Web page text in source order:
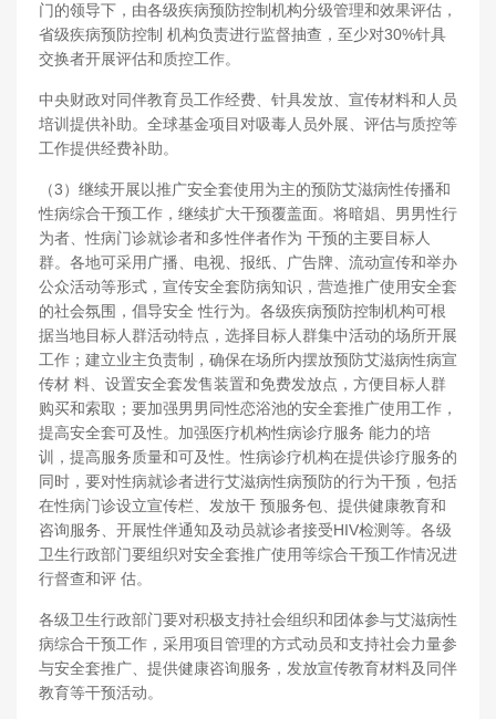
门的领导下，由各级疾病预防控制机构分级管理和效果评估，
省级疾病预防控制 机构负责进行监督抽查，至少对30%针具
交换者开展评估和质控工作。
中央财政对同伴教育员工作经费、针具发放、宣传材料和人员
培训提供补助。全球基金项目对吸毒人员外展、评估与质控等
工作提供经费补助。
（3）继续开展以推广安全套使用为主的预防艾滋病性传播和
性病综合干预工作，继续扩大干预覆盖面。将暗娼、男男性行
为者、性病门诊就诊者和多性伴者作为 干预的主要目标人
群。各地可采用广播、电视、报纸、广告牌、流动宣传和举办
公众活动等形式，宣传安全套防病知识，营造推广使用安全套
的社会氛围，倡导安全 性行为。各级疾病预防控制机构可根
据当地目标人群活动特点，选择目标人群集中活动的场所开展
工作；建立业主负责制，确保在场所内摆放预防艾滋病性病宣
传材 料、设置安全套发售装置和免费发放点，方便目标人群
购买和索取；要加强男男同性恋浴池的安全套推广使用工作，
提高安全套可及性。加强医疗机构性病诊疗服务 能力的培
训，提高服务质量和可及性。性病诊疗机构在提供诊疗服务的
同时，要对性病就诊者进行艾滋病性病预防的行为干预，包括
在性病门诊设立宣传栏、发放干 预服务包、提供健康教育和
咨询服务、开展性伴通知及动员就诊者接受HIV检测等。各级
卫生行政部门要组织对安全套推广使用等综合干预工作情况进
行督查和评 估。
各级卫生行政部门要对积极支持社会组织和团体参与艾滋病性
病综合干预工作，采用项目管理的方式动员和支持社会力量参
与安全套推广、提供健康咨询服务，发放宣传教育材料及同伴
教育等干预活动。